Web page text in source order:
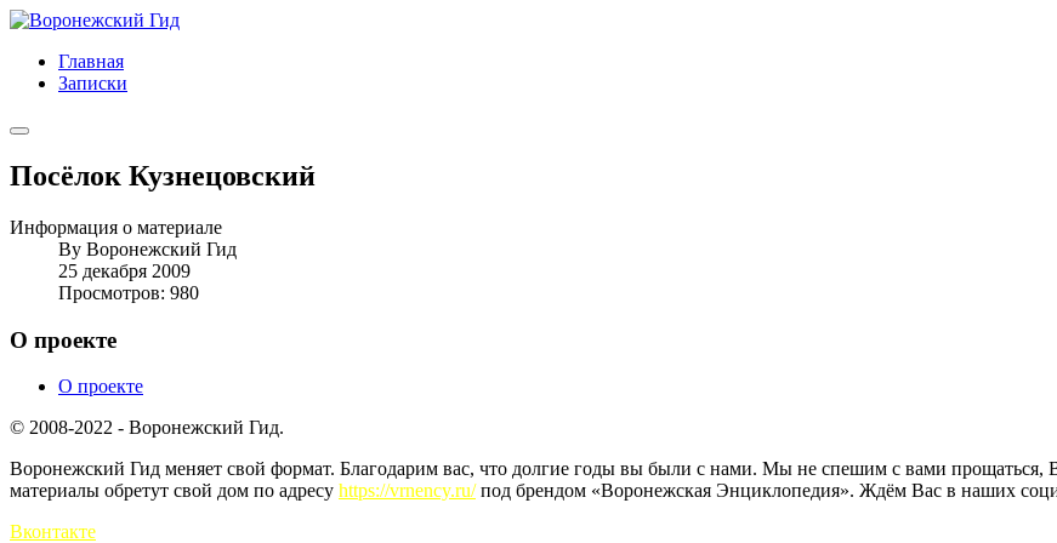
Главная
Записки
Посёлок Кузнецовский
Информация о материале
By Воронежский Гид
25 декабря 2009
Просмотров: 980
О проекте
О проекте
© 2008-2022 - Воронежский Гид.
Воронежский Гид меняет свой формат. Благодарим вас, что долгие годы вы были с нами. Мы не спешим с вами
материалы обретут свой дом по адресу https://vrnency.ru/под брендом «Воронежская Энциклопедия». Ждём Вас в наших
Вконтакте